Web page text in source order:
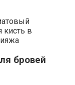
кисть в
бровей